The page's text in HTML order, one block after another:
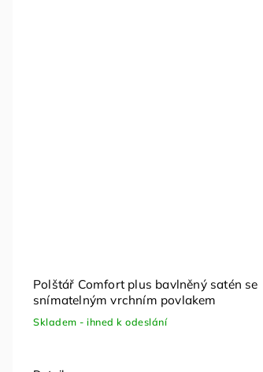
Polštář Comfort plus bavlněný satén se
snímatelným vrchním povlakem
Skladem - ihned k odeslání